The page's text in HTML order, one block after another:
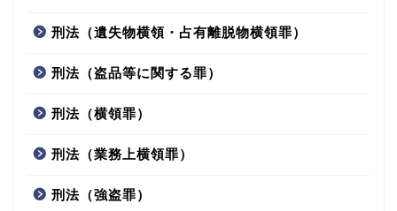
刑法（遺失物横領・占有離脱物横領罪）
刑法（盗品等に関する罪）
刑法（横領罪）
刑法（業務上横領罪）
刑法（強盗罪）